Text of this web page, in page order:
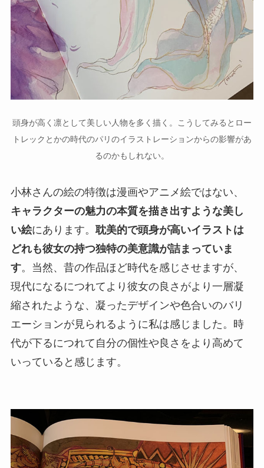
頭身が高く凛として美しい人物を多く描く。こうしてみるとロー
トレックとかの時代のパリのイラストレーションからの影響があ
るのかもしれない。
小林さんの絵の特徴は漫画やアニメ絵ではない、
キャラクターの魅力の本質を描き出すような美し
い絵にあります。 耽美的で頭身が高いイラストは
どれも彼女の持つ独特の美意識が詰まっていま
す。当然、昔の作品ほど時代を感じさせますが、
現代になるにつれてより彼女の良さがより一層凝
縮されたような、凝ったデザインや色合いのバリ
エーションが見られるように私は感じました。時
代が下るにつれて自分の個性や良さをより高めて
いっていると感じます。